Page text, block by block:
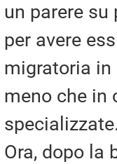
un parere
per avere
migratoria in
meno che in
Ora, dopo la